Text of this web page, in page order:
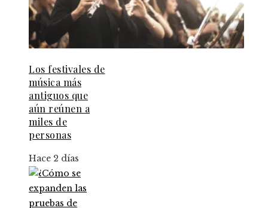
Los festivales de
música más
antiguos que
aún reúnen a
miles de
personas
Hace 2 días